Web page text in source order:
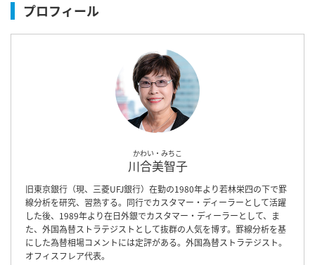
プロフィール
かわい・みちこ
川合美智子
旧東京銀行（現、三菱UFJ銀行）在勤の1980年より若林栄四の下で罫
線分析を研究、習熟する。同行でカスタマー・ディーラーとして活躍
した後、1989年より在日外銀でカスタマー・ディーラーとして、ま
た、外国為替ストラテジストとして抜群の人気を博す。罫線分析を基
にした為替相場コメントには定評がある。外国為替ストラテジスト。
オフィスフレア代表。